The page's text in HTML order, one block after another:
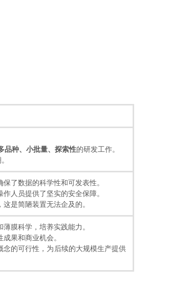
品种、小批量、探索性的研发工作。
了数据的科学性和可发表性。
人员提供了坚实的安全保障。
是简陋装置无法企及的。
膜科学，培养实践能力。
果和商业机会。
的可行性，为后续的大规模生产提供